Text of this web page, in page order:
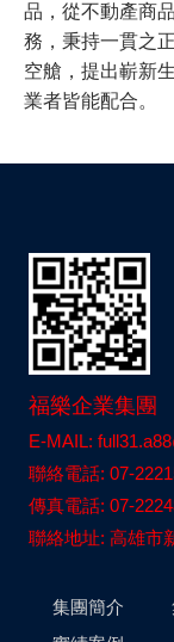
品，從不動產商
務，秉持一貫之
空艙，提出嶄新
業者皆能配合。
福樂企業集團
E-MAIL:
聯絡電話: 07-
傳真電話: 07-
聯絡地址: 高雄市
集團簡介